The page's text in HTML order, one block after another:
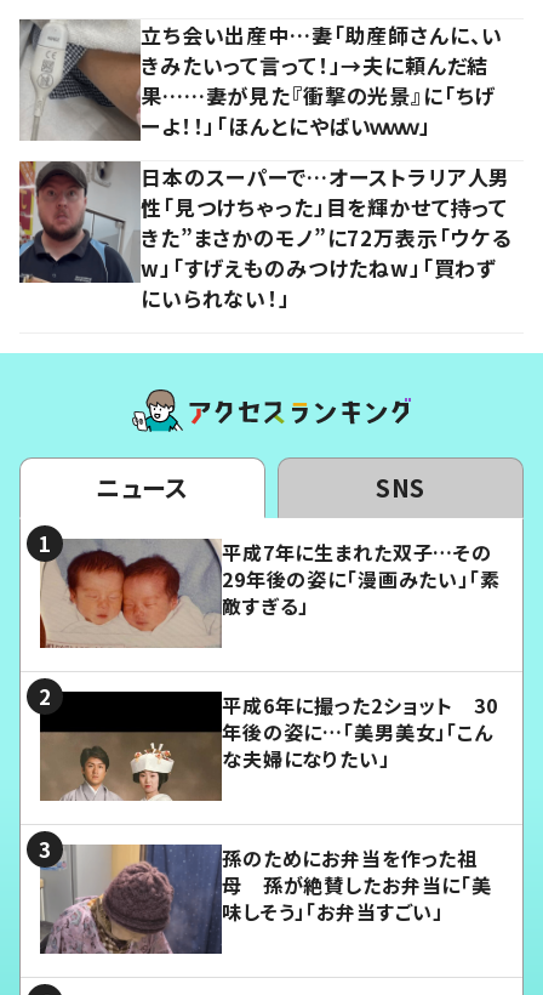
立ち会い出産中…妻「助産師さんに、い
きみたいって言って！」→夫に頼んだ結
果……妻が見た『衝撃の光景』に「ちげ
ーよ！！」「ほんとにやばいｗｗｗ」
日本のスーパーで…オーストラリア人男
性「見つけちゃった」目を輝かせて持って
きた”まさかのモノ”に72万表示「ウケる
w」「すげえものみつけたねw」「買わず
にいられない！」
ニュース SNS
平成7年に生まれた双子…その
29年後の姿に「漫画みたい」「素
敵すぎる」
平成6年に撮った2ショット 30
年後の姿に…「美男美女」「こん
な夫婦になりたい」
孫のためにお弁当を作った祖
母 孫が絶賛したお弁当に「美
味しそう」「お弁当すごい」